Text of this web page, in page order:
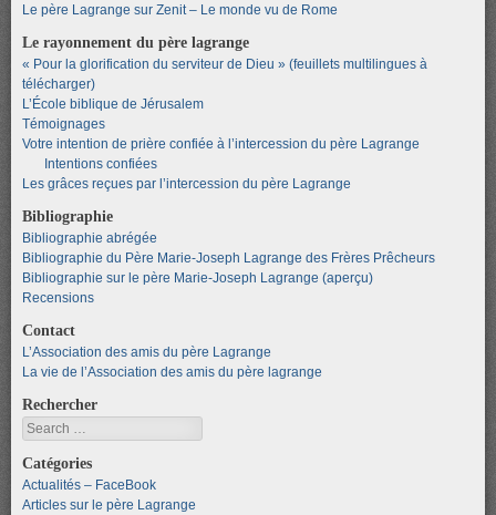
Le père Lagrange sur Zenit – Le monde vu de Rome
Le rayonnement du père lagrange
« Pour la glorification du serviteur de Dieu » (feuillets multilingues à
télécharger)
L’École biblique de Jérusalem
Témoignages
Votre intention de prière confiée à l’intercession du père Lagrange
Intentions confiées
Les grâces reçues par l’intercession du père Lagrange
Bibliographie
Bibliographie abrégée
Bibliographie du Père Marie-Joseph Lagrange des Frères Prêcheurs
Bibliographie sur le père Marie-Joseph Lagrange (aperçu)
Recensions
Contact
L’Association des amis du père Lagrange
La vie de l’Association des amis du père lagrange
Rechercher
Search
Catégories
Actualités – FaceBook
Articles sur le père Lagrange